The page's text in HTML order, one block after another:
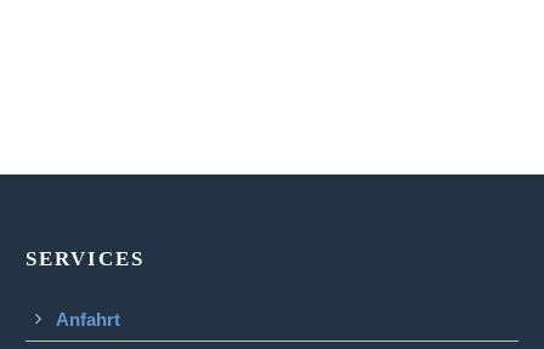
SERVICES
Anfahrt